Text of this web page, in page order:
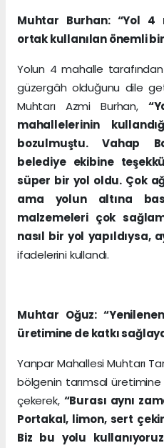
Muhtar Burhan: “Yol 4
ortak kullanılan önemli
Yolun 4 mahalle
güzergâh olduğunu dile
Muhtarı Azmi Burhan,
mahallelerinin
bozulmuştu. Vahap
belediye ekibine
süper bir yol oldu. Çok
ama yolun altına
malzemeleri çok
nasıl bir yol yapıldıysa,
ifadelerini kullandı.
Muhtar Oğuz:
üretimine de katkı
Yanpar Mahallesi Muhtarı
bölgenin tarımsal üretimine
çekerek, “Burası aynı
Portakal, limon, sert
Biz bu yolu